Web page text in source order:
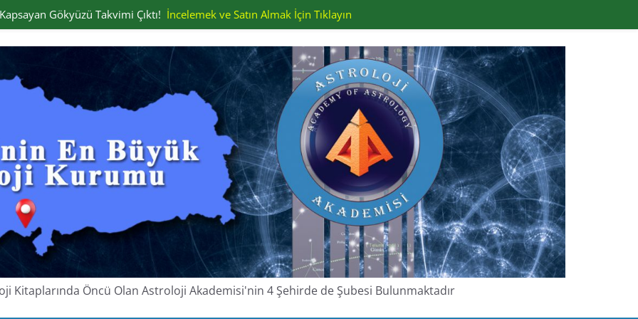
Kitaplarında Öncü Olan Astroloji Akademisi'nin 4 Şehirde de Şubesi Bulunmaktadır
Kapsayan Gökyüzü Takvimi Çıktı! İncelemek ve Satın Almak İçin Tıklayın